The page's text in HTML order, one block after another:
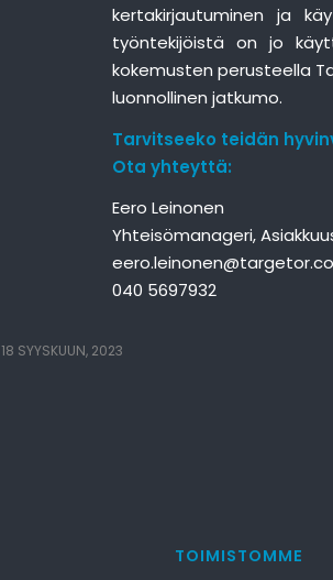
kertakirjautuminen ja
työntekijöistä on jo
kokemusten perusteella
luonnollinen jatkumo.
Tarvitseeko teidän
Ota yhteyttä:
Eero Leinonen
Yhteisömanageri,
040 5697932
18 SYYSKUUN, 2023
TOIMISTOMME